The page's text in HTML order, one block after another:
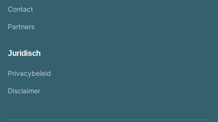
Contact
Partners
Juridisch
Privacybeleid
Disclaimer